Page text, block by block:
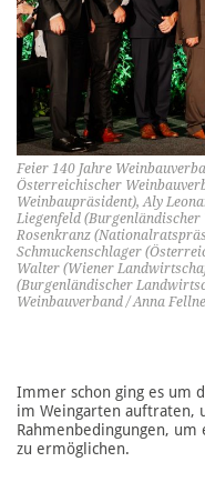
Feier 140 Jahre
Österreichischer
Weinbaupräsident), Aly
Liegenfeld
Rosenkranz
Schmuckenschlager
Walter (Wiener
(Burgenländischer
Weinbauverband / Anna
Immer schon ging es um
im Weingarten auftraten,
Rahmenbedingungen,
zu ermöglichen.